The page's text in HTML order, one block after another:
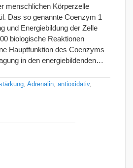
menschlichen Körperzelle
Das so genannte Coenzym 1
und Energiebildung der Zelle
biologische Reaktionen
Hauptfunktion des Coenzyms
in den energiebildenden…
Adrenalin antioxidativ,